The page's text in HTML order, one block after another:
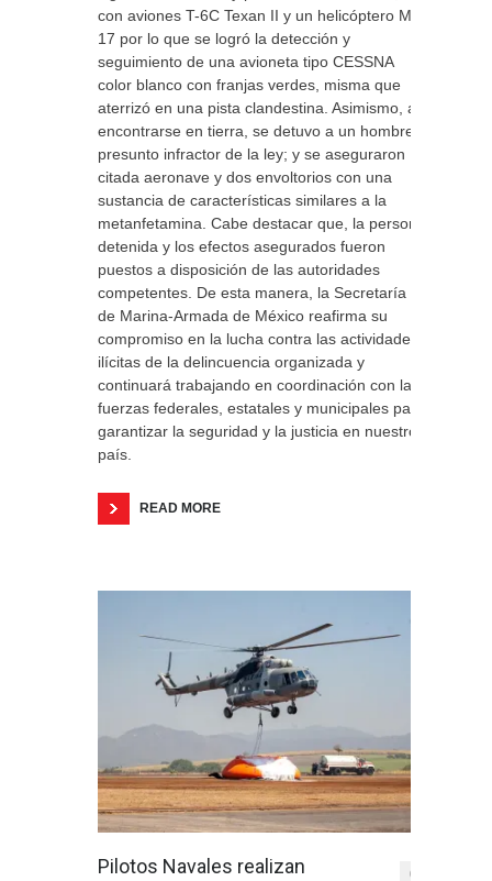
con aviones T-6C Texan II y un helicóptero MI-
17 por lo que se logró la detección y
seguimiento de una avioneta tipo CESSNA
color blanco con franjas verdes, misma que
aterrizó en una pista clandestina. Asimismo, al
encontrarse en tierra, se detuvo a un hombre
presunto infractor de la ley; y se aseguraron
citada aeronave y dos envoltorios con una
sustancia de características similares a la
metanfetamina. Cabe destacar que, la persona
detenida y los efectos asegurados fueron
puestos a disposición de las autoridades
competentes. De esta manera, la Secretaría
de Marina-Armada de México reafirma su
compromiso en la lucha contra las actividades
ilícitas de la delincuencia organizada y
continuará trabajando en coordinación con las
fuerzas federales, estatales y municipales para
garantizar la seguridad y la justicia en nuestro
país.
READ MORE
Pilotos Navales realizan
0